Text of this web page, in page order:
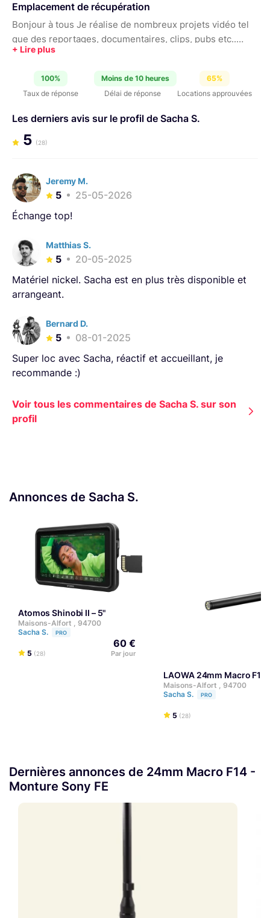
Emplacement de récupération
Bonjour à tous Je réalise de nombreux projets vidéo tel
que des reportages, documentaires, clips, pubs etc..
Pour couvrir certaines de mes dépenses et rentabiliser
à aller faire un tour pour découvrir ce que je propose ! À
très vite
100%
Taux de réponse
Moins de 10 heures
Délai de réponse
65%
Locations approuvées
Les derniers avis sur le profil de Sacha S.
5 (28)
Jeremy M.
5
25-05-2026
Échange top!
Matthias S.
5
20-05-2025
Matériel nickel. Sacha est en plus très disponible et
arrangeant.
Bernard D.
5
08-01-2025
Super loc avec Sacha, réactif et accueillant, je
recommande :)
Voir tous les commentaires de Sacha S. sur son
profil
Annonces de Sacha S.
Atomos Shinobi II – 5"
Maisons-Alfort , 94700
Sacha S.
PRO
5 (28)
60 €
Par jour
LAOWA 24mm Macro
Maisons-Alfort , 94700
Sacha S.
PRO
5 (28)
Dernières annonces de 24mm Macro F14 -
Monture Sony FE